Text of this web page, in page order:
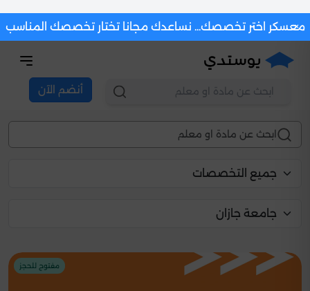
معسكر اختر تخصصك... نساعدك مجانا تختار تخصصك المناسب
×
أنضم الآن دروس تعليمية
مفتوح للحجز